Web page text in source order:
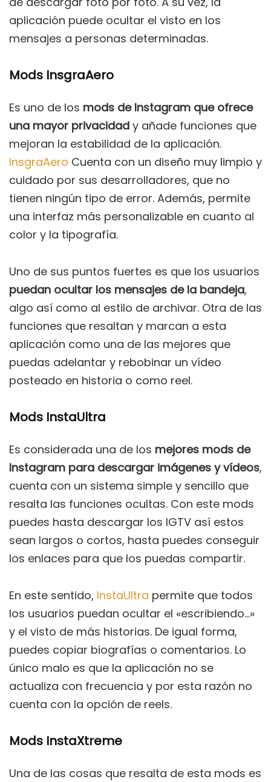
aplicación puede ocultar el visto en los
mensajes a personas determinadas.
Mods InsgraAero
Es uno de los mods de Instagram que ofrece
una mayor privacidad y añade funciones que
mejoran la estabilidad de la aplicación.
InsgraAero Cuenta con un diseño muy limpio y
cuidado por sus desarrolladores, que no
tienen ningún tipo de error. Además, permite
una interfaz más personalizable en cuanto al
color y la tipografía.
Uno de sus puntos fuertes es que los usuarios
puedan ocultar los mensajes de la bandeja,
algo así como al estilo de archivar. Otra de las
funciones que resaltan y marcan a esta
aplicación como una de las mejores que
puedas adelantar y rebobinar un vídeo
posteado en historia o como reel.
Mods InstaUltra
Es considerada una de los mejores mods de
Instagram para descargar imágenes yvídeos,
cuenta con un sistema simple y sencillo que
resalta las funciones ocultas. Con este mods
puedes hasta descargar los IGTV así estos
sean largos o cortos, hasta puedes conseguir
los enlaces para que los puedas compartir.
En este sentido, InstaUltra permite que todos
los usuarios puedan ocultar el «escribiendo…»
y el visto de más historias. De igual forma,
puedes copiar biografías o comentarios. Lo
único malo es que la aplicación no se
actualiza con frecuencia y por esta razón no
cuenta con la opción de reels.
Mods InstaXtreme
Una de las cosas que resalta de esta mods es